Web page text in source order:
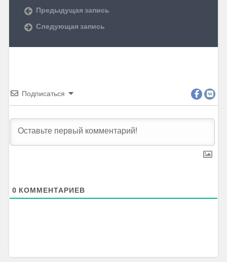
Предыдущая запись
Следующая запись
Подписаться
0 КОММЕНТАРИЕВ